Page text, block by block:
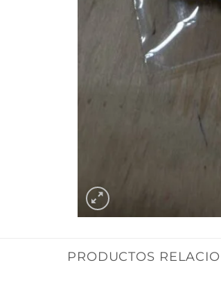
PRODUCTOS